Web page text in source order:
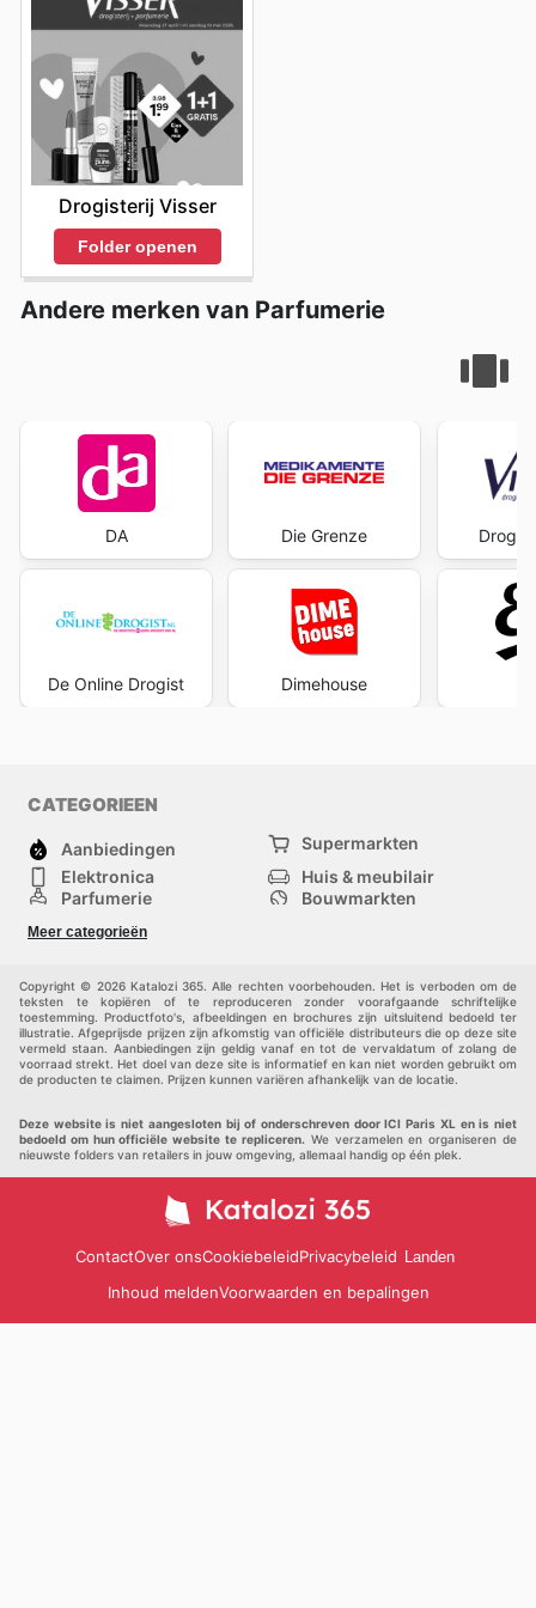
Drogisterij Visser
Folder openen
Andere merken van Parfumerie
DA
De Online Drogist
Die Grenze
Dimehouse
CATEGORIEEN
Aanbiedingen
Supermarkten
Elektronica
Huis & meubilair
Parfumerie
Bouwmarkten
Kinderen
Meer categorieën
Copyright © 2026 Katalozi 365. Alle rechten voorbehouden. Het is verboden om de
teksten te kopiëren of te reproduceren zonder voorafgaande schriftelijke
toestemming. Productfoto's, afbeeldingen en brochures zijn uitsluitend bedoeld ter
illustratie. Afgeprijsde prijzen zijn afkomstig van officiële distributeurs die op deze site
vermeld staan. Aanbiedingen zijn geldig vanaf en tot de vervaldatum of zolang de
voorraad strekt. Het doel van deze site is informatief en kan niet worden gebruikt om
de producten te claimen. Prijzen kunnen variëren afhankelijk van de locatie.
Deze website is niet aangesloten bij of onderschreven door ICI Paris XL en is niet
bedoeld om hun officiële website te repliceren. We verzamelen en organiseren de
nieuwste folders van retailers in jouw omgeving, allemaal handig op één plek.
ContactOver onsCookiebeleidPrivacybeleid Landen
Inhoud meldenVoorwaarden en bepalingen